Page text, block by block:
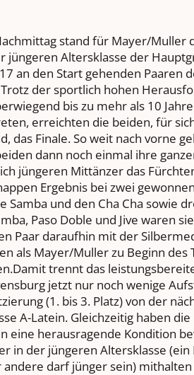
stand für Mayer/Muller
jüngeren Altersklasse der
an den Start gehenden Paaren
der sportlich hohen
bis zu mehr als 10
erreichten die beiden, für
das Finale. So weit nach vorne
dann noch einmal ihre
jüngeren Mittänzer das
Ergebnis bei zwei
Samba und den Cha Cha sowie
Paso Doble und Jive waren
Paar daraufhin mit der
als Mayer/Muller zu Beginn des
trennt das
jetzt nur noch wenige
(1. bis 3. Platz) von der
A-Latein. Gleichzeitig haben
eine herausragende Kondition
in der jüngeren Altersklasse
andere darf jünger sein)